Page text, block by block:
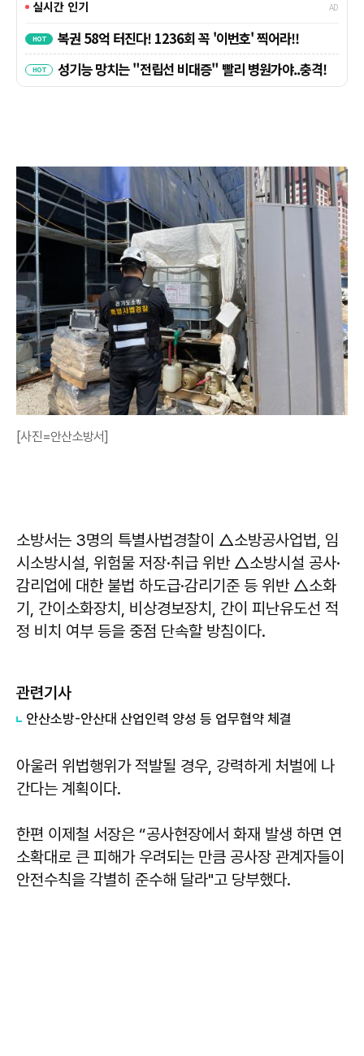
[사진=안산소방서]
소방서는 3명의 특별사법경찰이 △소방공사업법, 임
시소방시설, 위험물 저장·취급 위반 △소방시설 공사·
감리업에 대한 불법 하도급·감리기준 등 위반 △소화
기, 간이소화장치, 비상경보장치, 간이 피난유도선 적
정 비치 여부 등을 중점 단속할 방침이다.
관련기사
안산소방-안산대 산업인력 양성 등 업무협약 체결
아울러 위법행위가 적발될 경우, 강력하게 처벌에 나
간다는 계획이다.
한편 이제철 서장은 “공사현장에서 화재 발생 하면 연
소확대로 큰 피해가 우려되는 만큼 공사장 관계자들이
안전수칙을 각별히 준수해 달라"고 당부했다.